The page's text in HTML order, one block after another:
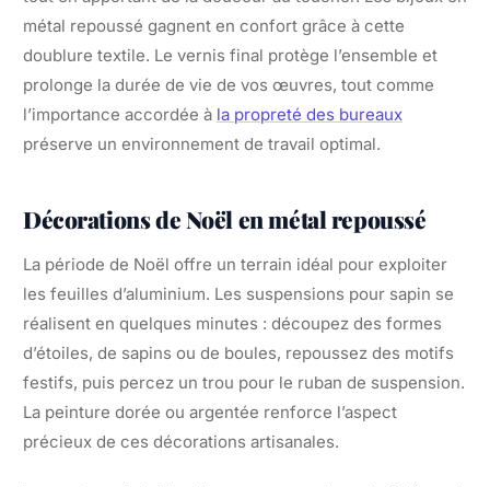
métal repoussé gagnent en confort grâce à cette
doublure textile. Le vernis final protège l’ensemble et
prolonge la durée de vie de vos œuvres, tout comme
l’importance accordée à la propreté des bureaux
préserve un environnement de travail optimal.
Décorations de Noël en métal repoussé
La période de Noël offre un terrain idéal pour exploiter
les feuilles d’aluminium. Les suspensions pour sapin se
réalisent en quelques minutes : découpez des formes
d’étoiles, de sapins ou de boules, repoussez des motifs
festifs, puis percez un trou pour le ruban de suspension.
La peinture dorée ou argentée renforce l’aspect
précieux de ces décorations artisanales.